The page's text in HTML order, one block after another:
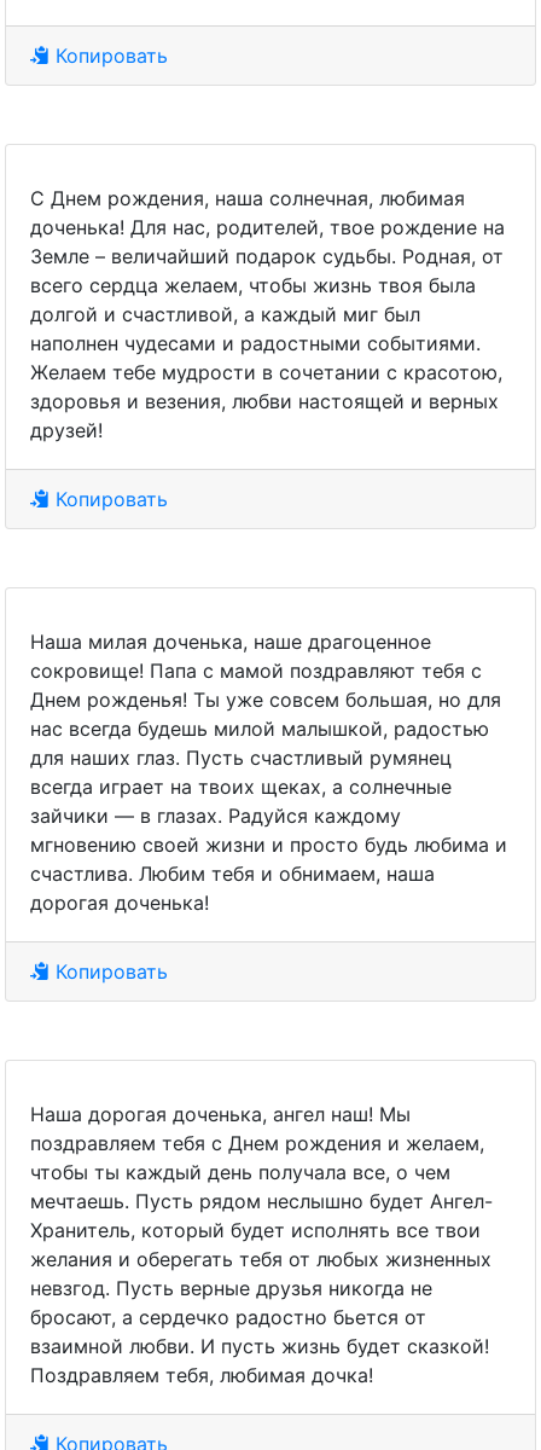
Копировать
С Днем рождения, наша солнечная, любимая
доченька! Для нас, родителей, твое рождение на
Земле – величайший подарок судьбы. Родная, от
всего сердца желаем, чтобы жизнь твоя была
долгой и счастливой, а каждый миг был
наполнен чудесами и радостными событиями.
Желаем тебе мудрости в сочетании с красотою,
здоровья и везения, любви настоящей и верных
друзей!
Копировать
Наша милая доченька, наше драгоценное
сокровище! Папа с мамой поздравляют тебя с
Днем рожденья! Ты уже совсем большая, но для
нас всегда будешь милой малышкой, радостью
для наших глаз. Пусть счастливый румянец
всегда играет на твоих щеках, а солнечные
зайчики — в глазах. Радуйся каждому
мгновению своей жизни и просто будь любима и
счастлива. Любим тебя и обнимаем, наша
дорогая доченька!
Копировать
Наша дорогая доченька, ангел наш! Мы
поздравляем тебя с Днем рождения и желаем,
чтобы ты каждый день получала все, о чем
мечтаешь. Пусть рядом неслышно будет Ангел-
Хранитель, который будет исполнять все твои
желания и оберегать тебя от любых жизненных
невзгод. Пусть верные друзья никогда не
бросают, а сердечко радостно бьется от
взаимной любви. И пусть жизнь будет сказкой!
Поздравляем тебя, любимая дочка!
Копировать